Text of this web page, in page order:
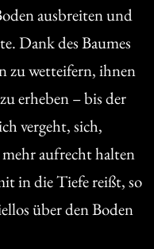
ausbreiten und
Dank des Baumes
zu wetteifern, ihnen
erheben – bis der
vergeht, sich,
aufrecht halten
in die Tiefe reißt, so
über den Boden